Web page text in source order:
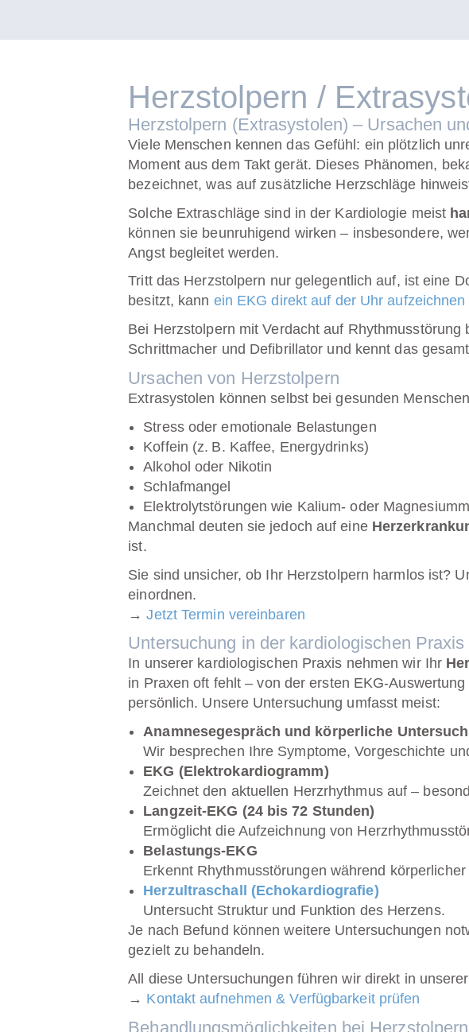
Herzstolpern /
Herzstolpern (Extrasystolen) – Ursachen
Viele Menschen kennen das Gefühl: ein plötzlich
Moment aus dem Takt gerät. Dieses Phänomen,
bezeichnet, was auf zusätzliche Herzschläge
Solche Extraschläge sind in der Kardiologie meist
können sie beunruhigend wirken – insbesondere,
Angst begleitet werden.
Tritt das Herzstolpern nur gelegentlich auf, ist eine
besitzt, kann ein EKG direkt auf der Uhr aufzeichnen
Bei Herzstolpern mit Verdacht auf Rhythmusstörung
Schrittmacher und Defibrillator und kennt das
Ursachen von Herzstolpern
Extrasystolen können selbst bei gesunden
Stress oder emotionale Belastungen
Koffein (z. B. Kaffee, Energydrinks)
Alkohol oder Nikotin
Schlafmangel
Elektrolytstörungen wie Kalium- oder
Manchmal deuten sie jedoch auf eine
ist.
Sie sind unsicher, ob Ihr Herzstolpern harmlos ist?
einordnen.
→Jetzt Termin vereinbaren
Untersuchung in der kardiologischen Praxis
In unserer kardiologischen Praxis nehmen wir Ihr
in Praxen oft fehlt – von der ersten EKG-
persönlich. Unsere Untersuchung umfasst meist:
Anamnesegespräch und körperliche
Wir besprechen Ihre Symptome, Vorgeschichte
EKG (Elektrokardiogramm)
Zeichnet den aktuellen Herzrhythmus auf –
Langzeit-EKG (24 bis 72 Stunden)
Ermöglicht die Aufzeichnung von
Belastungs-EKG
Erkennt Rhythmusstörungen während
Herzultraschall (Echokardiografie)
Untersucht Struktur und Funktion des Herzens.
Je nach Befund können weitere Untersuchungen
gezielt zu behandeln.
All diese Untersuchungen führen wir direkt in
→ Kontakt aufnehmen & Verfügbarkeit prüfen
Behandlungsmöglichkeiten bei Herzstolpern